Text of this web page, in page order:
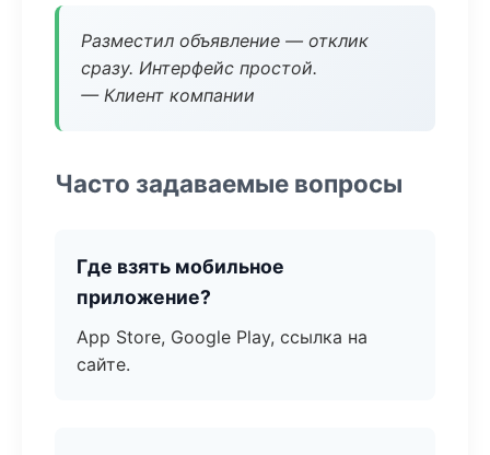
Разместил объявление — отклик
сразу. Интерфейс простой.
— Клиент компании
Часто задаваемые вопросы
Где взять мобильное
приложение?
App Store, Google Play, ссылка на
сайте.